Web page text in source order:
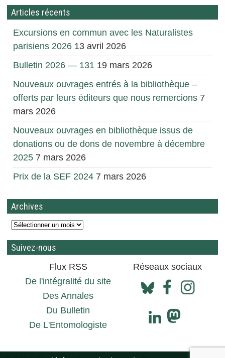
Articles récents
Excursions en commun avec les Naturalistes
parisiens 2026 13 avril 2026
Bulletin 2026 — 131 19 mars 2026
Nouveaux ouvrages entrés à la bibliothèque –
offerts par leurs éditeurs que nous remercions 7
mars 2026
Nouveaux ouvrages en bibliothèque issus de
donations ou de dons de novembre à décembre
2025 7 mars 2026
Prix de la SEF 2024 7 mars 2026
Archives
Suivez-nous
Flux RSS
Réseaux sociaux
De l'intégralité du site
Des Annales
Du Bulletin
De L'Entomologiste